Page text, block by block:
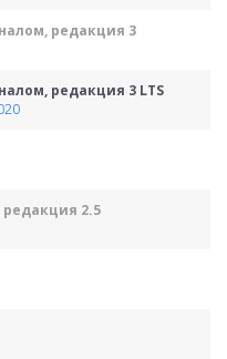
редакция 3
редакция 3 LTS
2.5